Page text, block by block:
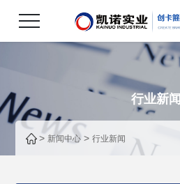
行业新闻
> 新闻中心 >行业新闻